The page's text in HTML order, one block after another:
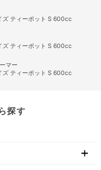
ズ ティーポット S 600cc
ズ ティーポット S 600cc
マー
ズ ティーポット S 600cc
探す